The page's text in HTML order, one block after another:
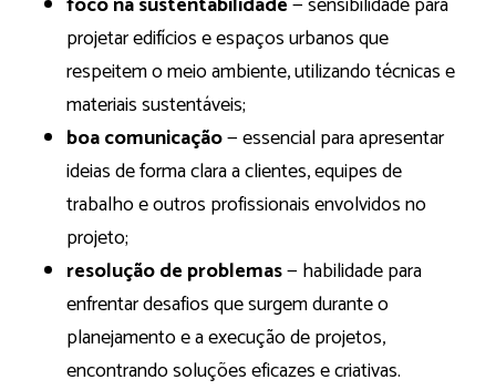
projetar edifícios e espaços urbanos que
respeitem o meio ambiente, utilizando técnicas e
materiais sustentáveis;
boa comunicação— essencial para apresentar
ideias de forma clara a clientes, equipes de
trabalho e outros profissionais envolvidos no
projeto;
resolução de problemas— habilidade para
enfrentar desafios que surgem durante o
planejamento e a execução de projetos,
encontrando soluções eficazes e criativas.